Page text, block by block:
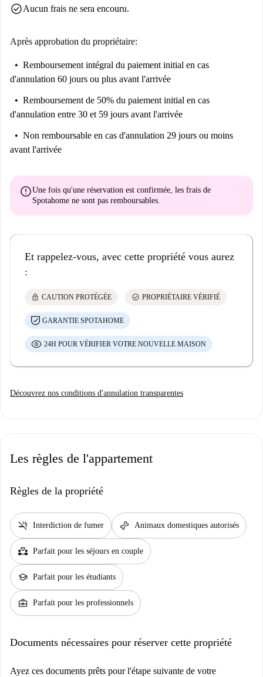
dynamique.
check_circleAucun frais ne sera encouru.
Après approbation du propriétaire:
Remboursement intégral du paiement initial en cas
d'annulation 60 jours ou plus avant l'arrivée
Remboursement de 50% du paiement initial en cas
d'annulation entre 30 et 59 jours avant l'arrivée
Non remboursable en cas d'annulation 29 jours ou moins
avant l'arrivée
errorUne fois qu'une réservation est confirmée, les frais de
Spotahome ne sont pas remboursables.
Et rappelez-vous, avec cette propriété vous aurez
:
lock CAUTION PROTÉGÉE check_circle PROPRIÉTAIRE VÉRIFIÉ
GARANTIE SPOTAHOME
24H POUR VÉRIFIER VOTRE NOUVELLE MAISON
Découvrez nos conditions d'annulation transparentes
Les règles de l'appartement
Règles de la propriété
smoke_free Interdiction de fumer pet_supplies Animaux domestiques autorisés
partner_heart Parfait pour les séjours en couple
school Parfait pour les étudiants
business_center Parfait pour les professionnels
Documents nécessaires pour réserver cette propriété
Ayez ces documents prêts pour l'étape suivante de votre